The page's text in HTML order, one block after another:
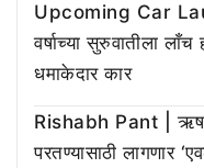
Upcoming Car
वर्षाच्या सुरुवातीला
धमाकेदार कार
Rishabh Pant | ऋषभ
परतण्यासाठी लागणार